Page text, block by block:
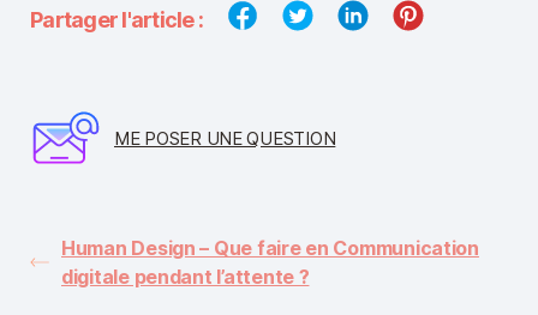
Partager l'article :
ME POSER UNE QUESTION
Human Design – Que faire en Communication
digitale pendant l’attente ?